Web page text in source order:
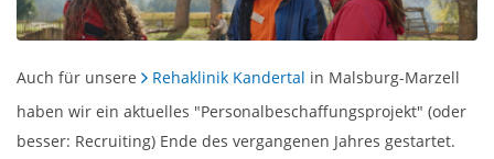
Auch für unsere Rehaklinik Kandertal in Malsburg-Marzell
haben wir ein aktuelles "Personalbeschaffungsprojekt" (oder
besser: Recruiting) Ende des vergangenen Jahres gestartet.